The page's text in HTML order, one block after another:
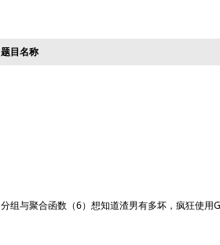
题目名称
分组与聚合函数（6）想知道渣男有多坏，疯狂使用